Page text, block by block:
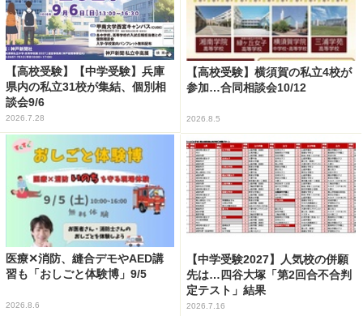
【高校受験】【中学受験】兵庫
県内の私立31校が集結、個別相
談会9/6
2026.7.28
【高校受験】横須賀の私立4校が
参加…合同相談会10/12
2026.8.5
医療✕消防、縫合デモやAED講
習も「おしごと体験博」9/5
2026.8.6
【中学受験2027】人気校の併願
先は…四谷大塚「第2回合不合判
定テスト」結果
2026.7.16